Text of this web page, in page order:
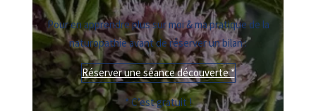
Pour en apprendre plus sur moi & ma pratique de la
naturopathie avant de réserver un bilan :
Réserver une séance découverte *
* C’est gratuit !